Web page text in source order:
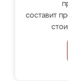
составит